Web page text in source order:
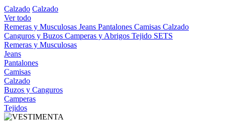
Calzado Calzado
Ver todo
Remeras y Musculosas Jeans Pantalones Camisas Calzado
Canguros y Buzos Camperas y Abrigos Tejido SETS
Remeras y Musculosas
Jeans
Pantalones
Camisas
Calzado
Buzos y Canguros
Camperas
Tejidos